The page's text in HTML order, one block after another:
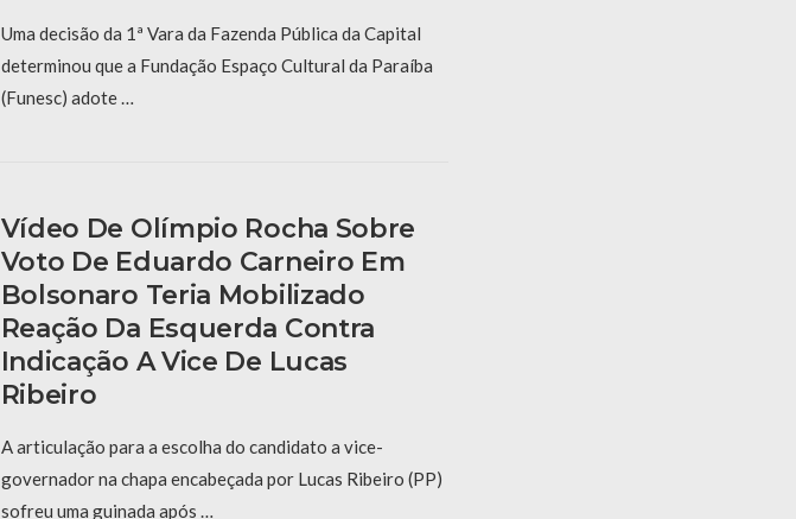
Uma decisão da 1ª Vara da Fazenda Pública da Capital
determinou que a Fundação Espaço Cultural da Paraíba
(Funesc) adote …
Vídeo De Olímpio Rocha Sobre
Voto De Eduardo Carneiro Em
Bolsonaro Teria Mobilizado
Reação Da Esquerda Contra
Indicação A Vice De Lucas
Ribeiro
A articulação para a escolha do candidato a vice-
governador na chapa encabeçada por Lucas Ribeiro (PP)
sofreu uma guinada após …